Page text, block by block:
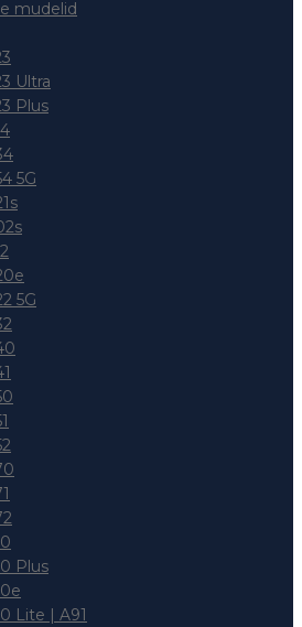
mudelid
Ultra
Plus
5G
5G
Plus
Lite | A91